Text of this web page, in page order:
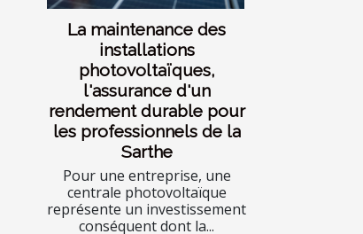
La maintenance des
installations
photovoltaïques,
l'assurance d'un
rendement durable pour
les professionnels de la
Sarthe
Pour une entreprise, une
centrale photovoltaïque
représente un investissement
conséquent dont la...